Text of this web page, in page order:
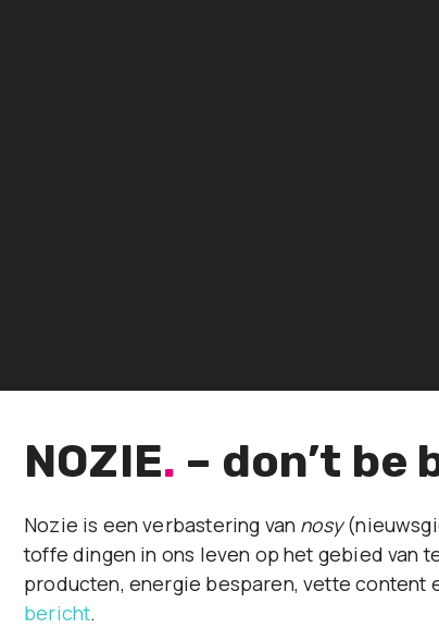
NOZIE. – don’t be
Nozie is een verbastering van nosy
toffe dingen in ons leven op het gebied van
producten, energie besparen, vette content
bericht.